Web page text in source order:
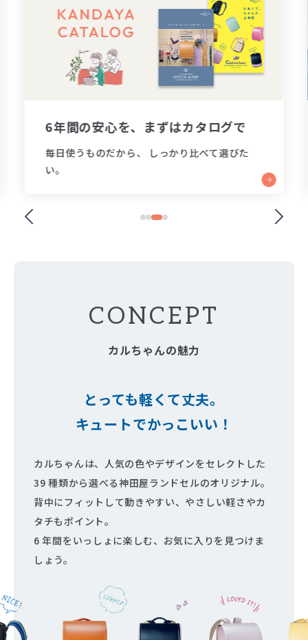
6年間の安心を、まずはカタログで
毎日使うものだから、 しっかり比べて選びた
い。
CONCEPT
カルちゃんの魅力
とっても軽くて丈夫。
キュートでかっこいい！
カルちゃんは、人気の色やデザインをセレクトした
39 種類から選べる神田屋ランドセルのオリジナル。
背中にフィットして動きやすい、やさしい軽さやカ
タチもポイント。
6 年間をいっしょに楽しむ、お気に入りを見つけま
しょう。